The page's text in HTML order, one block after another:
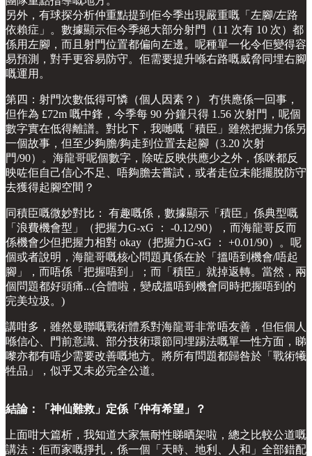
另外，有球探分析仲重點提到佢今季出現嚴重嘅「左腳/左路
依賴症」。數據顯示佢今季絕大部分射門（11 次有 10 次）都
係用左腳，而且射門位置都偏向左邊。呢種單一化令佢變得容
易預測，對手更容易防守。佢需要提升喺右路嘅威脅同埋右腳
嘅運用。
第四：射門次數低得可憐（個人因素？） 冇供應係一回事，
但作為 £72m 嘅中鋒，今季每 90 分鐘只得 1.56 次射門，呢個
數字實在低得離譜。對比下，我哋嘅「積臣」雖然把握力係另
一個故事，但至少夠膽/夠走到位置去起腳（3.20 次射
門/90）。海龍哥呢個數字，除咗反映供應少之外，係咪都反
映咗佢自己信心不足、唔夠膽去嘗試，或者走位未能擺脫防守
去獲得起腳空間？
同積臣嘅微妙對比： 有趣嘅係，數據顯示「積臣」係典型嘅
「浪費機會型」（把握力G-xG ： -0.12/90），而海龍哥反而
係機會少但把握力相對 okay（把握力G-xG ： +0.01/90）。呢
個或者說明，海龍哥嘅核心問題真係在於「搵唔到機會/唔起
腳」，而唔係「把握唔到」；而「積臣」就掉返轉。當然，兩
個問題都好頭痛...(合體啦，變成搵唔到機會同時把握唔到的
完美垃圾。)
講咁多，雖然曼聯嘅戰術體系對海龍哥非常唔友善，但佢個人
喺信心、門前意識、部分技術環節同埋踢法嘅單一性方面，睇
嚟亦都有唔少需要改善嘅地方。將所有問題都歸咎於「戰術犧
牲品」，似乎又未必完全公道。
結論：「神仙難救」定係「仲有希望」？
上面咁大篇析，我知道大家無耐性睇晒架啦，總之比較公道嘅
講法：佢而家嘅掙扎，係一個「天時、地利、人和」全部錯配